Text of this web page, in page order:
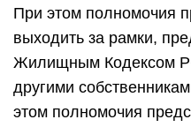
При этом полномочия
выходить за рамки,
Жилищным Кодексом
другими
этом полномочия